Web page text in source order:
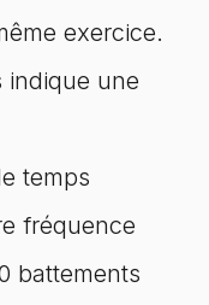
exercice.
indique une
temps
fréquence
battements